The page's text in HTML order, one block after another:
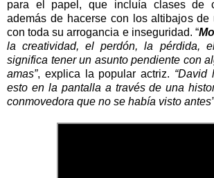
para el papel, que incluía clases de
además de hacerse con los altibajos
con toda su arrogancia e inseguridad. “
la creatividad, el perdón, la pérdida,
significa tener un asunto pendiente con
amas”, explica la popular actriz. “David
esto en la pantalla a través de una
conmovedora que no se había visto antes”